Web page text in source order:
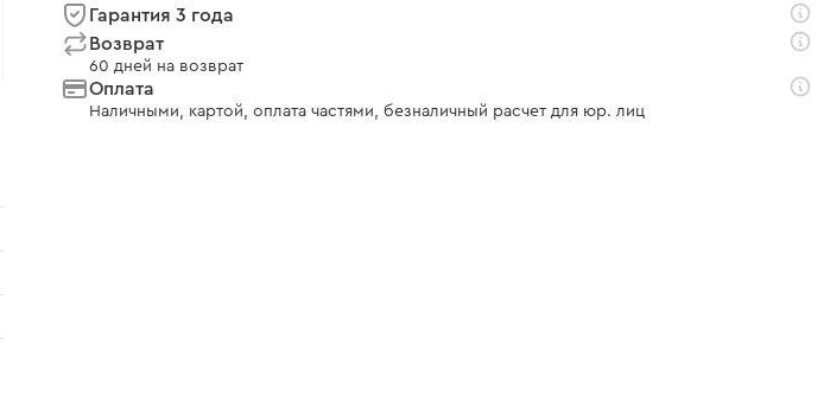
Гарантия 3 года
Возврат
60 дней на возврат
Оплата
Наличными, картой, оплата частями, безналичный расчет для юр. лиц